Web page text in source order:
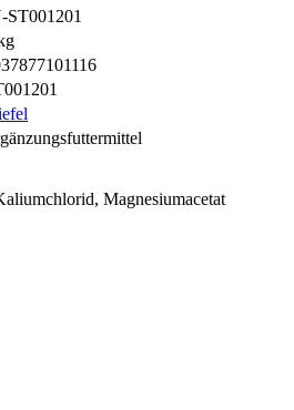
ST001201
Magnesiumacetat